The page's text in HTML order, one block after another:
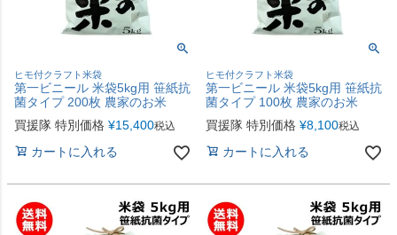
ヒモ付クラフト米袋
第一ビニール 米袋5kg用 笹紙抗
菌タイプ 200枚 農家のお米
買援隊 特別価格 ¥15,400税込
カートに入れる
ヒモ付クラフト米袋
第一ビニール 米袋5kg用 笹紙抗
菌タイプ 100枚 農家のお米
買援隊 特別価格 ¥8,100税込
カートに入れる